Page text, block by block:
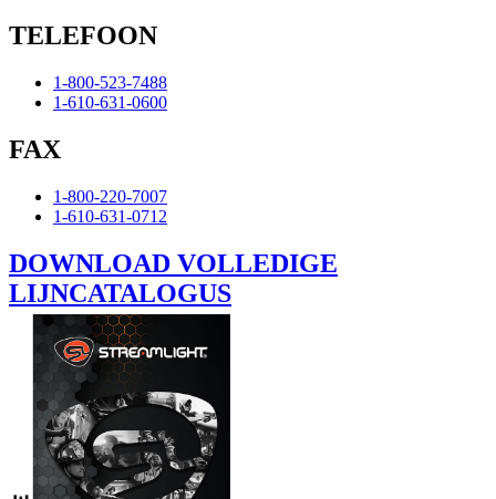
TELEFOON
1-800-523-7488
1-610-631-0600
FAX
1-800-220-7007
1-610-631-0712
DOWNLOAD VOLLEDIGE
LIJNCATALOGUS